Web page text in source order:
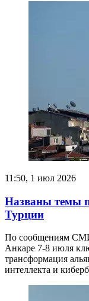
11:50, 1 июл 2026
Названы темы
Турции
По сообщениям
Анкаре 7-8 июля
трансформация
интеллекта и